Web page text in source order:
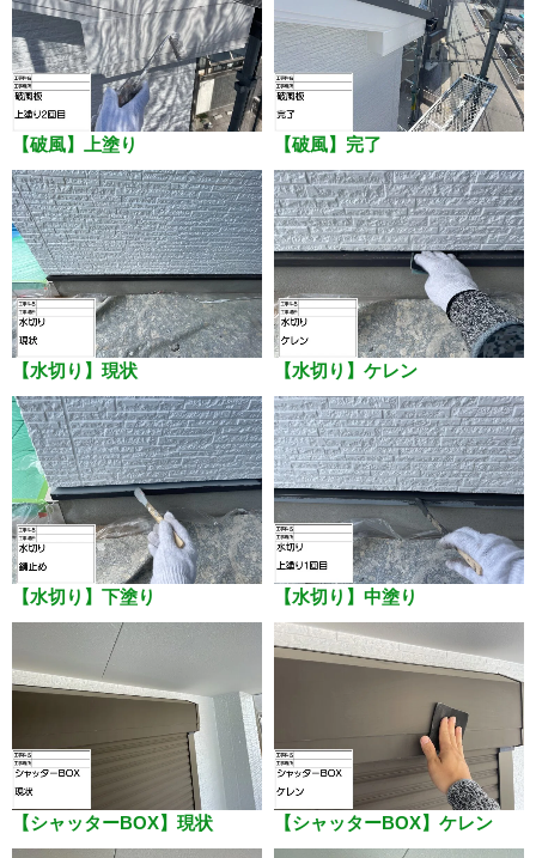
【破風】上塗り 【破風】完了
【水切り】現状 【水切り】ケレン
【水切り】下塗り 【水切り】中塗り
【シャッターBOX】現状 【シャッターBOX】ケレン